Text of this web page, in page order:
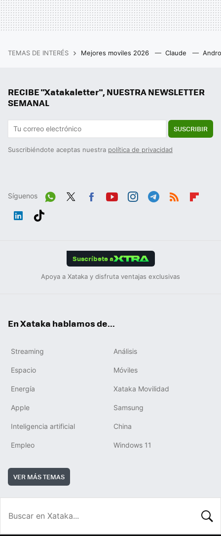
TEMAS DE INTERÉS Mejores moviles 2026 Claude
RECIBE "Xatakaletter", NUESTRA NEWSLETTER
SEMANAL
SUSCRIBIR
Suscribiéndote aceptas nuestra política de privacidad
Síguenos
Wh
Suscríbete a
Apoya a Xataka y disfruta ventajas exclusivas
En Xataka hablamos de...
Streaming Análisis
Espacio Móviles
Energía Xataka Movilidad
Apple Samsung
Inteligencia artificial China
Empleo Windows 11
VER MÁS TEMAS